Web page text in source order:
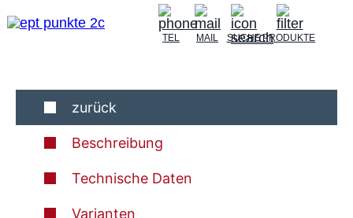
TEL MAIL SUCHEPRODUKTE
zurück
Beschreibung
Technische Daten
Varianten